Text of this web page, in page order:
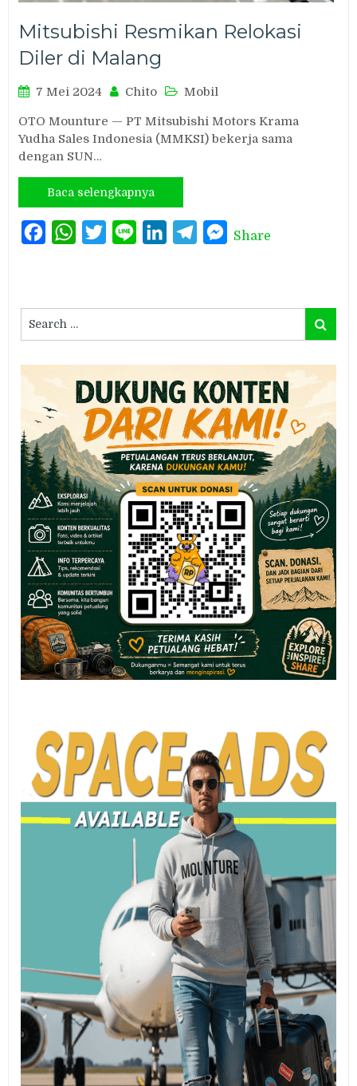
Mitsubishi Resmikan Relokasi
Diler di Malang
7 Mei 2024 Chito Mobil
OTO Mounture — PT Mitsubishi Motors Krama
Yudha Sales Indonesia (MMKSI) bekerja sama
dengan SUN…
Baca selengkapnya
FacebookWhatsAppTwitterLine LinkedInTelegramMessenger
Share
for:
Search